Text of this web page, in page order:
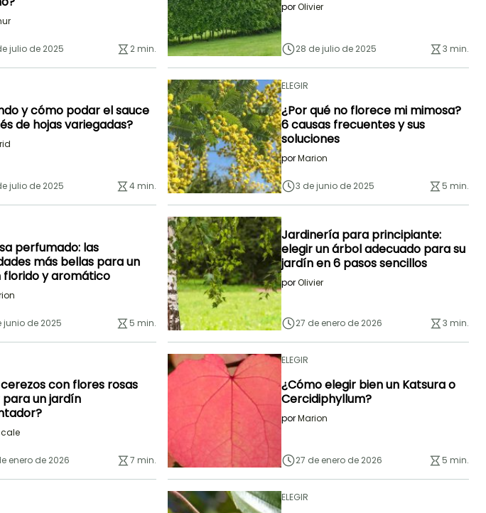
julio de 2025 2 min.
porOlivier
28 de julio de 2025 3 min.
y cómo podar el sauce
de hojas variegadas?
julio de 2025 4 min.
ELEGIR
¿Por qué no florece mi mimosa?
6 causas frecuentes y sus
soluciones
porMarion
3 de junio de 2025 5 min.
perfumado: las
más bellas para un
florido y aromático
junio de 2025 5 min.
Jardinería para principiante:
elegir un árbol adecuado para su
jardín en 6 pasos sencillos
porOlivier
27 de enero de 2026 3 min.
con flores rosas
un jardín
enero de 2026 7 min.
ELEGIR
¿Cómo elegir bien un Katsura o
Cercidiphyllum?
porMarion
27 de enero de 2026 5 min.
ELEGIR